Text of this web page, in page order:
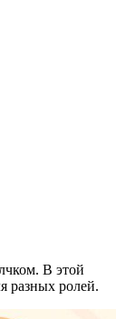
В этой
разных ролей.